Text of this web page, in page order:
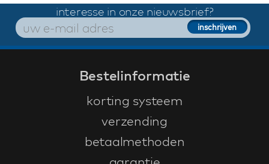
interesse in onze nieuwsbrief?
Bestelinformatie
korting systeem
verzending
betaalmethoden